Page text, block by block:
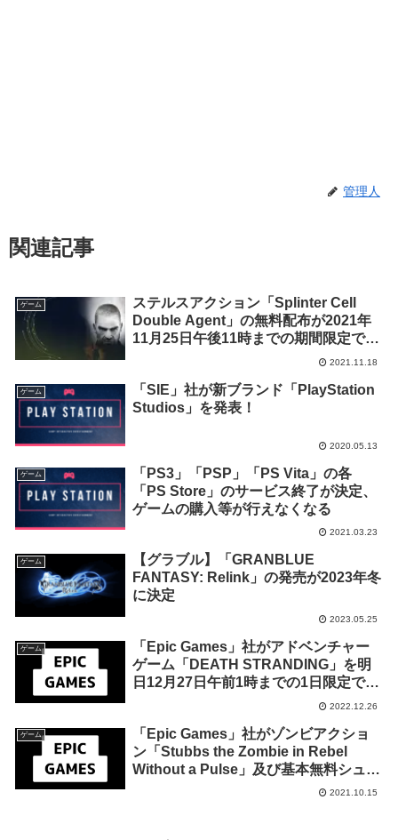
管理人
関連記事
ゲーム
ステルスアクション「Splinter Cell
Double Agent」の無料配布が2021年
11月25日午後11時までの期間限定で実
2021.11.18
ゲーム
「SIE」社が新ブランド「PlayStation
Studios」を発表！
2020.05.13
ゲーム
「PS3」「PSP」「PS Vita」の各
「PS Store」のサービス終了が決定、
ゲームの購入等が行えなくなる
2021.03.23
ゲーム
【グラブル】「GRANBLUE
FANTASY: Relink」の発売が2023年冬
に決定
2023.05.25
ゲーム
「Epic Games」社がアドベンチャー
ゲーム「DEATH STRANDING」を明
日12月27日午前1時までの1日限定で無
2022.12.26
ゲーム
「Epic Games」社がゾンビアクショ
ン「Stubbs the Zombie in Rebel
Without a Pulse」及び基本無料シュー
ター「Paladins」の限定バンドル2021.10.15